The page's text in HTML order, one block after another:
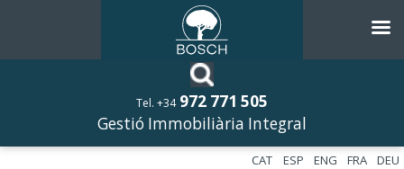
Tel. +34 972 771 505
Gestió Immobiliària Integral
DEU
FRA
ENG
ESP
CAT